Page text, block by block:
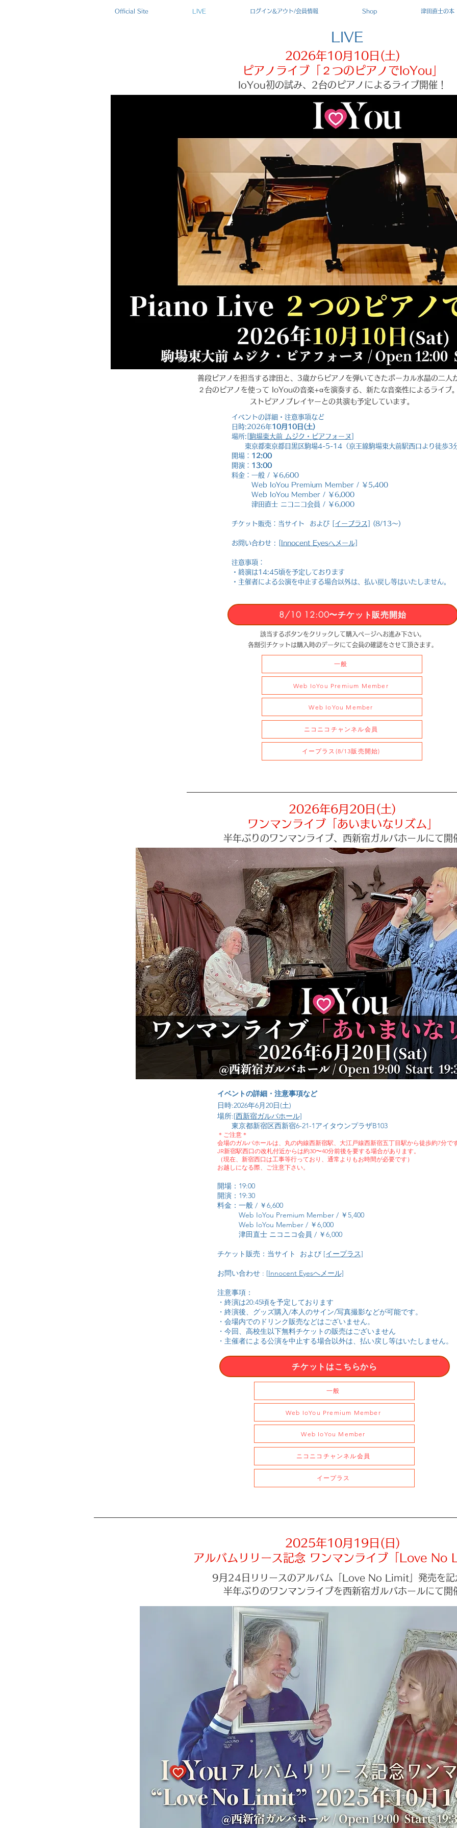
Official Site LIVE ログイン&アウト/会員情報 Shop 津田直士の本
LIVE
2026年10月10日(土)
ピアノライブ「２つのピアノでIoYou」
IoYou初の試み、2台のピアノによるライブ開催！
普段ピアノを担当する津田と、3歳からピアノを弾いてきたボーカル水晶の二人
２台のピアノを使って IoYouの音楽+αを演奏する、新たな音楽性によるライブ
ストピアノプレイヤーとの共演も予定しています。
イベントの詳細・注意事項など
日時:2026年10月10日(土)
場所:[ 駒場東大前 ムジク・ピアフォーヌ
東京都東京都目黒区駒場4-5-14（京王線駒場東大前駅西口より徒歩3
開場： 12:00
開演： 13:00
料金：一般 / ￥6,600
Web IoYou Premium Member / ￥5,400
Web IoYou Member / ￥6,000
津田直士 ニコニコ会員 / ￥6,000
チケット販売：当サイト および [イープラス] (8/13〜)
お問い合わせ : [ Innocent Eyesへメール]
注意事項：
・終演は14:45頃を予定しております
・主催者による公演を中止する場合以外は、払い戻し等はいたしません。
8/10 12:00〜チケット販売開始
該当するボタンをクリックして購入ページへお進み下さい。
​各割引チケットは購入時のデータにて会員の確認をさせて頂きます。
一般
Web IoYou Premium Member
Web IoYou Member
ニコニコチャンネル会員
イープラス(8/13販売開始)
2026年6月20日(土)
ワンマンライブ「あいまいなリズム」
半年ぶりのワンマンライブ、西新宿ガルバホールにて開
イベントの詳細・注意事項など
日時:2026年6月20日(土)
場所:[西新宿ガルバホール]
東京都新宿区西新宿6-21-1アイタウンプラザB103​
＊ご注意＊
会場のガルバホールは、丸の内線西新宿駅、大江戸線西新宿五丁目駅から徒歩約7分で
JR新宿駅西口の改札付近からは約30〜40分前後を要する場合があります。
（現在、新宿西口は工事等行っており、通常よりもお時間が必要です）
お越しになる際、ご注意下さい。
開場：19:00
開演：19:30
料金：一般 / ￥6,600
Web IoYou Premium Member / ￥5,400
Web IoYou Member / ￥6,000
津田直士 ニコニコ会員 / ￥6,000
チケット販売：当サイト および [イープラス]
お問い合わせ : [Innocent Eyesへメール]
注意事項：
・終演は20:45頃を予定しております
・終演後、グッズ購入/本人のサイン/写真撮影などが可能です。
・会場内でのドリンク販売などはございません。
・今回、高校生以下無料チケットの販売はございません
・主催者による公演を中止する場合以外は、払い戻し等はいたしません。
チケットはこちらから
一般
Web IoYou Premium Member
Web IoYou Member
ニコニコチャンネル会員
イープラス
2025年10月19日(日)
アルバムリリース記念 ワンマンライブ「Love No
9月24日リリースのアルバム「Love No Limit」発売を記
半年ぶりのワンマンライブを西新宿ガルバホールにて開